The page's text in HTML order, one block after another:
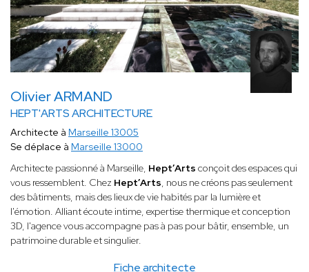
Olivier ARMAND
HEPT'ARTS ARCHITECTURE
Fiche architecte
Architecte à Marseille 13005
Se déplace à Marseille 13000
Architecte passionné à Marseille, Hept’Arts conçoit des espaces qui
vous ressemblent. Chez Hept’Arts, nous ne créons pas seulement
des bâtiments, mais des lieux de vie habités par la lumière et
l'émotion. Alliant écoute intime, expertise thermique et conception
3D, l'agence vous accompagne pas à pas pour bâtir, ensemble, un
patrimoine durable et singulier.